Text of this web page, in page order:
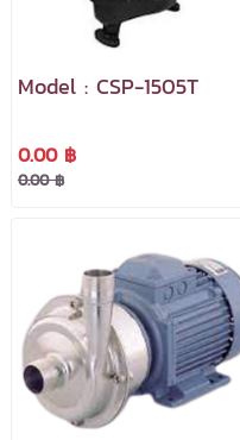
Model : CSP-1505T
0.00 ฿
0.00 ฿